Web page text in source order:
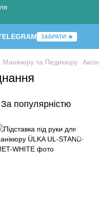
ЗАБРАТИ 🔥
та Педикюру
За популярністю